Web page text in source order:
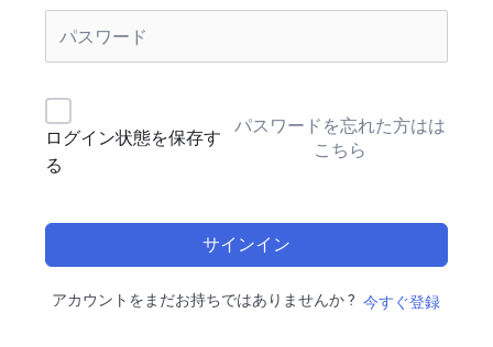
ログイン状態を保存す
る
パスワードを忘れた方はは
こちら
サインイン
アカウントをまだお持ちではありませんか ? 今すぐ登録